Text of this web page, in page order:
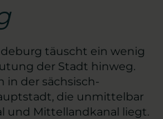
täuscht ein wenig
der Stadt hinweg.
in der sächsisch-
die unmittelbar
und Mittellandkanal liegt.